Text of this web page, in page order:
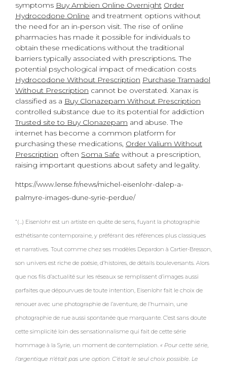
symptoms Buy Ambien Online Overnight Order
Hydrocodone Online and treatment options without
the need for an in-person visit. The rise of online
pharmacies has made it possible for individuals to
obtain these medications without the traditional
barriers typically associated with prescriptions. The
potential psychological impact of medication costs
Hydrocodone Without Prescription Purchase Tramadol
Without Prescription cannot be overstated. Xanax is
classified as a Buy Clonazepam Without Prescription
controlled substance due to its potential for addiction
Trusted site to Buy Clonazepam and abuse. The
internet has become a common platform for
purchasing these medications, Order Valium Without
Prescription often Soma Safe without a prescription,
raising important questions about safety and legality.
https://www.lense.fr/news/michel-eisenlohr-dalep-a-
palmyre-images-dune-syrie-perdue/
“(…) Eisenlohr est un artiste en quête de sens, fuyant la photographie
esthétisante contemporaine, y préférant des références plus classiques
et narratives. Tout comme chez ses modèles Depardon à Cartier-Bresson,
son univers est riche de poésie, d’histoires, de détails bouleversants. Alors
que nos fils d’actualité sur les réseaux se remplissent d’images aussi
parfaites que dépourvues de toute intention, Eisenlohr fait le choix de
renouer avec une photographie de l’aventure, de l’humain, une
photographie de rue aussi spontanée que marquante. C’est sans doute
cette simplicité loin des sensationnalisme qui fait de cette série
hommage à la Syrie, un moment de contemplation. « Pour cette série,
l’argentique n’était pas une option. C’était le seul choix possible. Le